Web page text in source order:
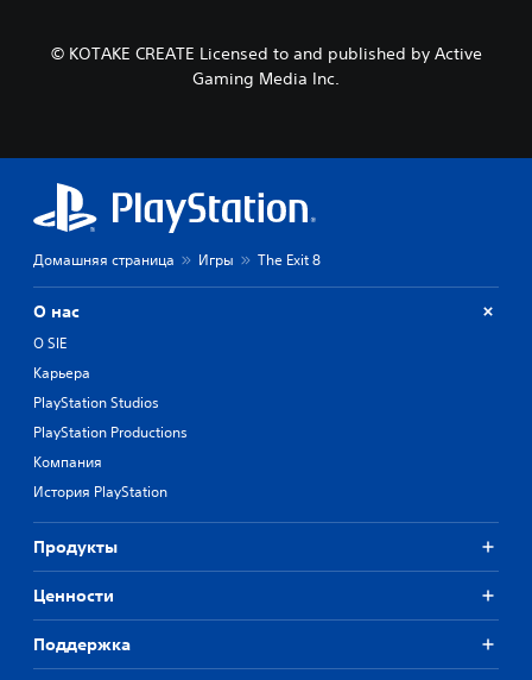
© KOTAKE CREATE Licensed to and published by Active
Gaming Media Inc.
Домашняя страница Игры The Exit 8
О нас
О SIE
Карьера
PlayStation Studios
PlayStation Productions
Компания
История PlayStation
Продукты
Ценности
Поддержка